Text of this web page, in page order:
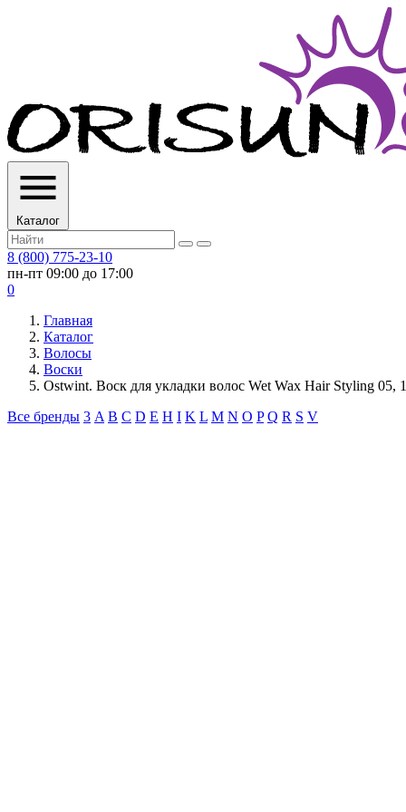
Каталог
8 (800) 775-23-10
пн-пт 09:00 до 17:00
0
Главная
Каталог
Волосы
Воски
Ostwint. Воск для укладки волос Wet Wax Hair Styling 05,
Все бренды 3 A B C D E H I K L M N O P Q R S V